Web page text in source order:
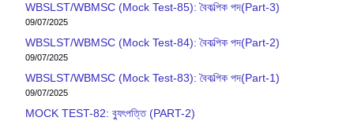
WBSLST/WBMSC (Mock Test-85): বৈকল্পিক পদ(Part-3)
09/07/2025
WBSLST/WBMSC (Mock Test-84): বৈকল্পিক পদ(Part-2)
09/07/2025
WBSLST/WBMSC (Mock Test-83): বৈকল্পিক পদ(Part-1)
09/07/2025
MOCK TEST-82: ব‍্যুৎপত্তি (PART-2)